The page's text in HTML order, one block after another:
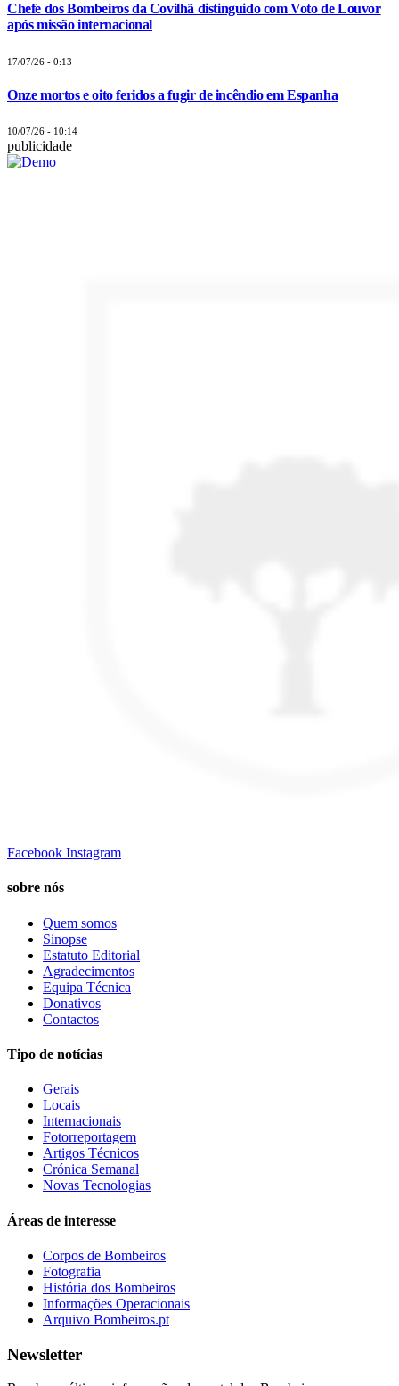
Chefe dos Bombeiros da Covilhã distinguido com Voto de Louvor
após missão internacional
17/07/26 - 0:13
Onze mortos e oito feridos a fugir de incêndio em Espanha
10/07/26 - 10:14
publicidade
Facebook Instagram
sobre nós
Quem somos
Sinopse
Estatuto Editorial
Agradecimentos
Equipa Técnica
Donativos
Contactos
Tipo de notícias
Gerais
Locais
Internacionais
Fotorreportagem
Artigos Técnicos
Crónica Semanal
Novas Tecnologias
Áreas de interesse
Corpos de Bombeiros
Fotografia
História dos Bombeiros
Informações Operacionais
Arquivo Bombeiros.pt
Newsletter